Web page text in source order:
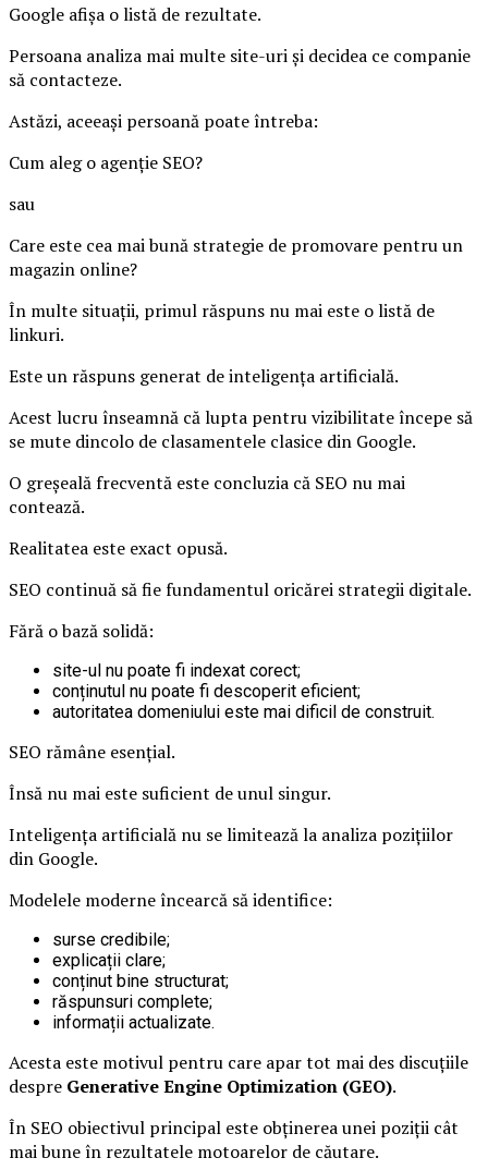
Google afișa o listă de rezultate.
Persoana analiza mai multe site-uri și decidea ce companie
să contacteze.
Astăzi, aceeași persoană poate întreba:
Cum aleg o agenție SEO?
sau
Care este cea mai bună strategie de promovare pentru un
magazin online?
În multe situații, primul răspuns nu mai este o listă de
linkuri.
Este un răspuns generat de inteligența artificială.
Acest lucru înseamnă că lupta pentru vizibilitate începe să
se mute dincolo de clasamentele clasice din Google.
O greșeală frecventă este concluzia că SEO nu mai
contează.
Realitatea este exact opusă.
SEO continuă să fie fundamentul oricărei strategii digitale.
Fără o bază solidă:
site-ul nu poate fi indexat corect;
conținutul nu poate fi descoperit eficient;
autoritatea domeniului este mai dificil de construit.
SEO rămâne esențial.
Însă nu mai este suficient de unul singur.
Inteligența artificială nu se limitează la analiza pozițiilor
din Google.
Modelele moderne încearcă să identifice:
surse credibile;
explicații clare;
conținut bine structurat;
răspunsuri complete;
informații actualizate.
Acesta este motivul pentru care apar tot mai des discuțiile
despre Generative Engine Optimization (GEO).
În SEO obiectivul principal este obținerea unei poziții cât
mai bune în rezultatele motoarelor de căutare.